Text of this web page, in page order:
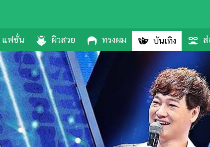
แฟชั่น ผิวสวย ทรงผม บันเทิง